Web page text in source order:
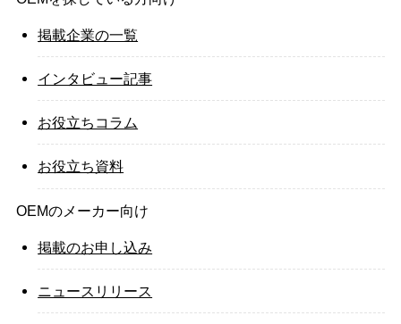
掲載企業の一覧
インタビュー記事
お役立ちコラム
お役立ち資料
OEMのメーカー向け
掲載のお申し込み
ニュースリリース